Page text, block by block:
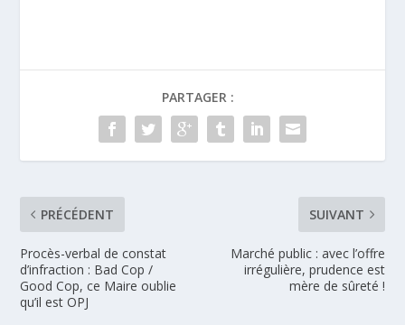
PARTAGER :
PRÉCÉDENT
Procès-verbal de constat
d’infraction : Bad Cop /
Good Cop, ce Maire oublie
qu’il est OPJ
SUIVANT
Marché public : avec l’offre
irrégulière, prudence est
mère de sûreté !